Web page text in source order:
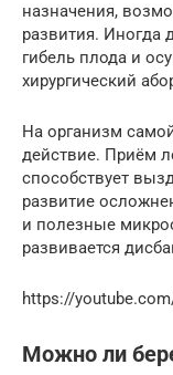
назначения,
развития. Иногда
гибель плода и
хирургический
На организм
действие. Приём
способствует
развитие
и полезные
развивается
https://
Можно ли